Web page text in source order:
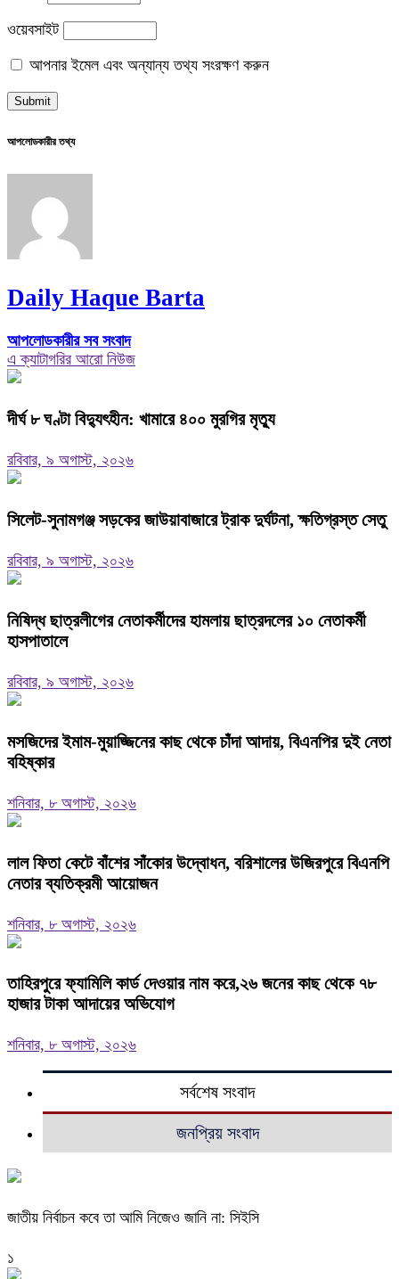
ওয়েবসাইট
আপনার ইমেল এবং অন্যান্য তথ্য সংরক্ষণ করুন
আপলোডকারীর তথ্য
Daily Haque Barta
আপলোডকারীর সব সংবাদ
এ ক্যাটাগরির আরো নিউজ
দীর্ঘ ৮ ঘণ্টা বিদ্যুৎহীন: খামারে ৪০০ মুরগির মৃত্যু
রবিবার, ৯ অগাস্ট, ২০২৬
‎সিলেট-সুনামগঞ্জ সড়কের জাউয়াবাজারে ট্রাক দুর্ঘটনা, ক্ষতিগ্রস্ত সেতু
রবিবার, ৯ অগাস্ট, ২০২৬
নিষিদ্ধ ছাত্রলীগের নেতাকর্মীদের হামলায় ছাত্রদলের ১০ নেতাকর্মী
হাসপাতালে
রবিবার, ৯ অগাস্ট, ২০২৬
মসজিদের ইমাম-মুয়াজ্জিনের কাছ থেকে চাঁদা আদায়, বিএনপির দুই নেতা
বহিষ্কার
শনিবার, ৮ অগাস্ট, ২০২৬
‎লাল ফিতা কেটে বাঁশের সাঁকোর উদ্বোধন, বরিশালের উজিরপুরে বিএনপি
নেতার ব্যতিক্রমী আয়োজন
শনিবার, ৮ অগাস্ট, ২০২৬
তাহিরপুরে ফ্যামিলি কার্ড দেওয়ার নাম করে,২৬ জনের কাছ থেকে ৭৮
হাজার টাকা আদায়ের অভিযোগ
শনিবার, ৮ অগাস্ট, ২০২৬
সর্বশেষ সংবাদ
জনপ্রিয় সংবাদ
জাতীয় নির্বাচন কবে তা আমি নিজেও জানি না: সিইসি
১